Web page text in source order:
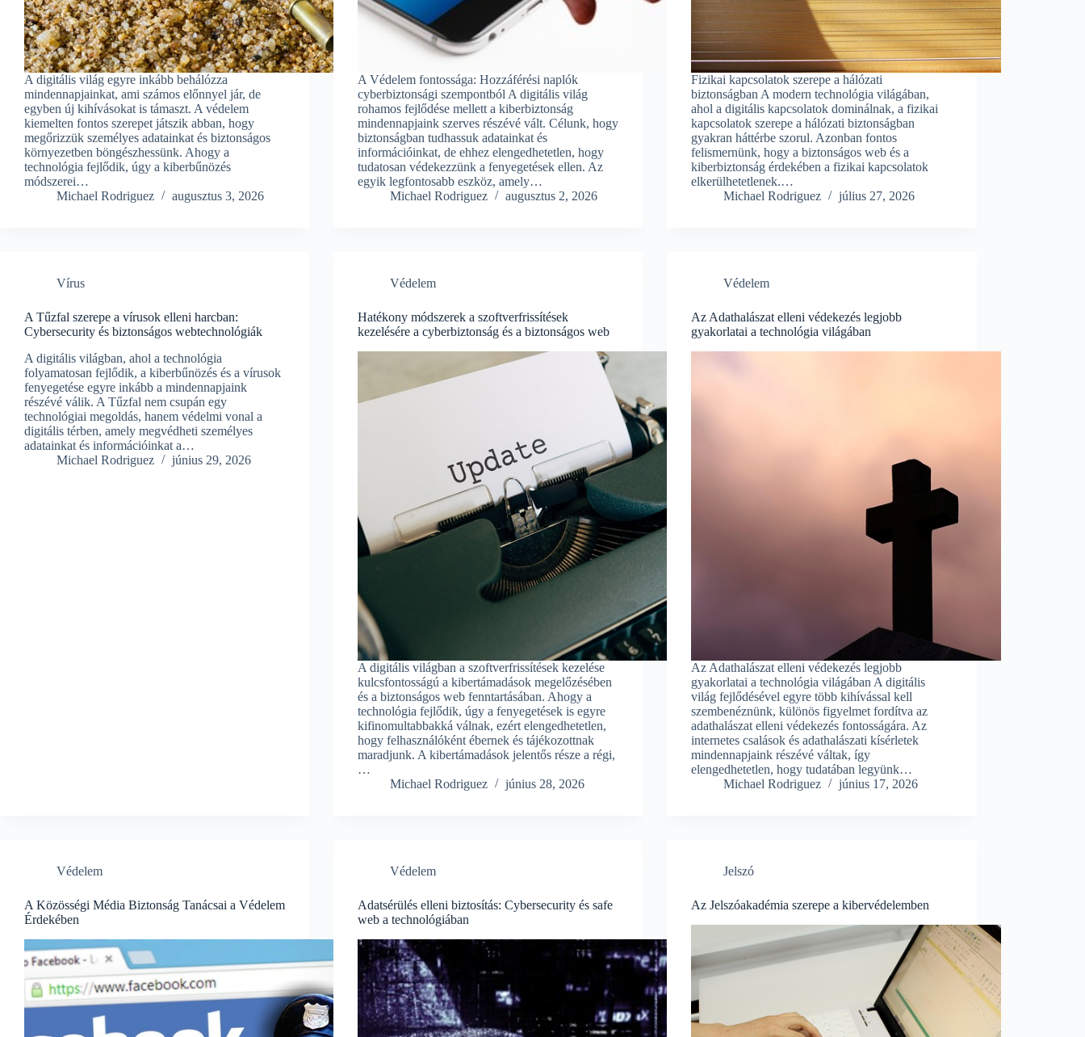
A digitális világ egyre inkább behálózza
mindennapjainkat, ami számos előnnyel jár, de
egyben új kihívásokat is támaszt. A védelem
kiemelten fontos szerepet játszik abban, hogy
megőrizzük személyes adatainkat és biztonságos
környezetben böngészhessünk. Ahogy a
technológia fejlődik, úgy a kiberbűnözés
módszerei…
Michael Rodriguez
augusztus 3, 2026
A Védelem fontossága: Hozzáférési naplók
cyberbiztonsági szempontból A digitális világ
rohamos fejlődése mellett a kiberbiztonság
mindennapjaink szerves részévé vált. Célunk, hogy
biztonságban tudhassuk adatainkat és
információinkat, de ehhez elengedhetetlen, hogy
tudatosan védekezzünk a fenyegetések ellen. Az
egyik legfontosabb eszköz, amely…
Michael Rodriguez
augusztus 2, 2026
Fizikai kapcsolatok szerepe a hálózati
biztonságban A modern technológia világában,
ahol a digitális kapcsolatok dominálnak, a fizikai
kapcsolatok szerepe a hálózati biztonságban
gyakran háttérbe szorul. Azonban fontos
felismernünk, hogy a biztonságos web és a
kiberbiztonság érdekében a fizikai kapcsolatok
elkerülhetetlenek.…
Michael Rodriguez
július 27, 2026
Vírus
A Tűzfal szerepe a vírusok elleni harcban:
Cybersecurity és biztonságos webtechnológiák
A digitális világban, ahol a technológia
folyamatosan fejlődik, a kiberbűnözés és a vírusok
fenyegetése egyre inkább a mindennapjaink
részévé válik. A Tűzfal nem csupán egy
technológiai megoldás, hanem védelmi vonal a
digitális térben, amely megvédheti személyes
adatainkat és információinkat a…
Michael Rodriguez
június 29, 2026
Védelem
Hatékony módszerek a szoftverfrissítések
kezelésére a cyberbiztonság és a biztonságos web
A digitális világban a szoftverfrissítések kezelése
kulcsfontosságú a kibertámadások megelőzésében
és a biztonságos web fenntartásában. Ahogy a
technológia fejlődik, úgy a fenyegetések is egyre
kifinomultabbakká válnak, ezért elengedhetetlen,
hogy felhasználóként ébernek és tájékozottnak
maradjunk. A kibertámadások jelentős része a régi,
…
Michael Rodriguez
június 28, 2026
Védelem
Az Adathalászat elleni védekezés legjobb
gyakorlatai a technológia világában
Az Adathalászat elleni védekezés legjobb
gyakorlatai a technológia világában A digitális
világ fejlődésével egyre több kihívással kell
szembenéznünk, különös figyelmet fordítva az
adathalászat elleni védekezés fontosságára. Az
internetes csalások és adathalászati kísérletek
mindennapjaink részévé váltak, így
elengedhetetlen, hogy tudatában legyünk…
Michael Rodriguez
június 17, 2026
Védelem
A Közösségi Média Biztonság Tanácsai a Védelem
Érdekében
Védelem
Adatsérülés elleni biztosítás: Cybersecurity és safe
web a technológiában
Jelszó
Az Jelszóakadémia szerepe a kibervédelemben